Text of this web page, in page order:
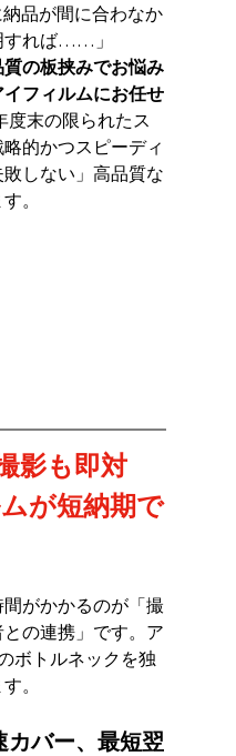
品が間に合わなか
すれば……」
の板挟みでお悩み
フィルムにお任せ
度末の限られたス
的かつスピーディ
しない」高品質な
。
影も即対
が短納期で
がかかるのが「撮
の連携」です。ア
ボトルネックを独
。
カバー、最短翌